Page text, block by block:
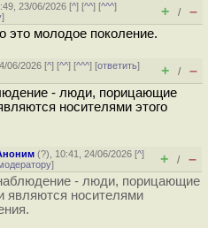
23/06/2026 [^] [^^] [^^^]
] + / –
это молодое поколение.
06/2026 [^] [^^] [^^^] [ответить]
+ / –
- люди, порицающие
носителями этого
(?), 10:41, 24/06/2026 [^]
] + / –
- люди, порицающие
являются носителями